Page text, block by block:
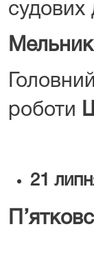
судових
Мельник
роботи
21
’